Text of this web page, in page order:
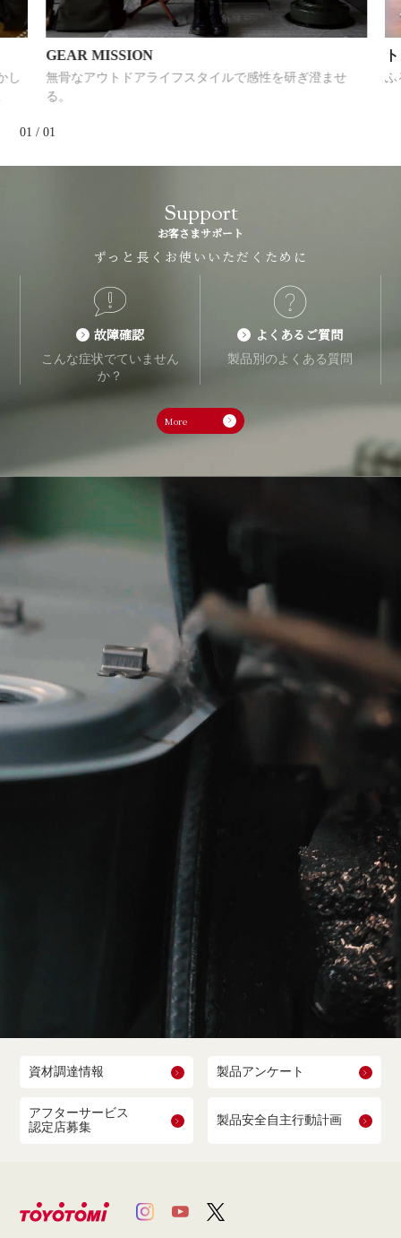
GEAR MISSION
無骨なアウトドアライフスタイルで感性を研ぎ澄ませ
トヨ
ふる
01 /01
Support
お客さまサポート
ずっと長くお使いいただくために
故障確認
こんな症状でていません
か？
よくあるご質問
製品別のよくある質問
More
資材調達情報 製品アンケート
アフターサービス
認定店募集
製品安全自主行動計画